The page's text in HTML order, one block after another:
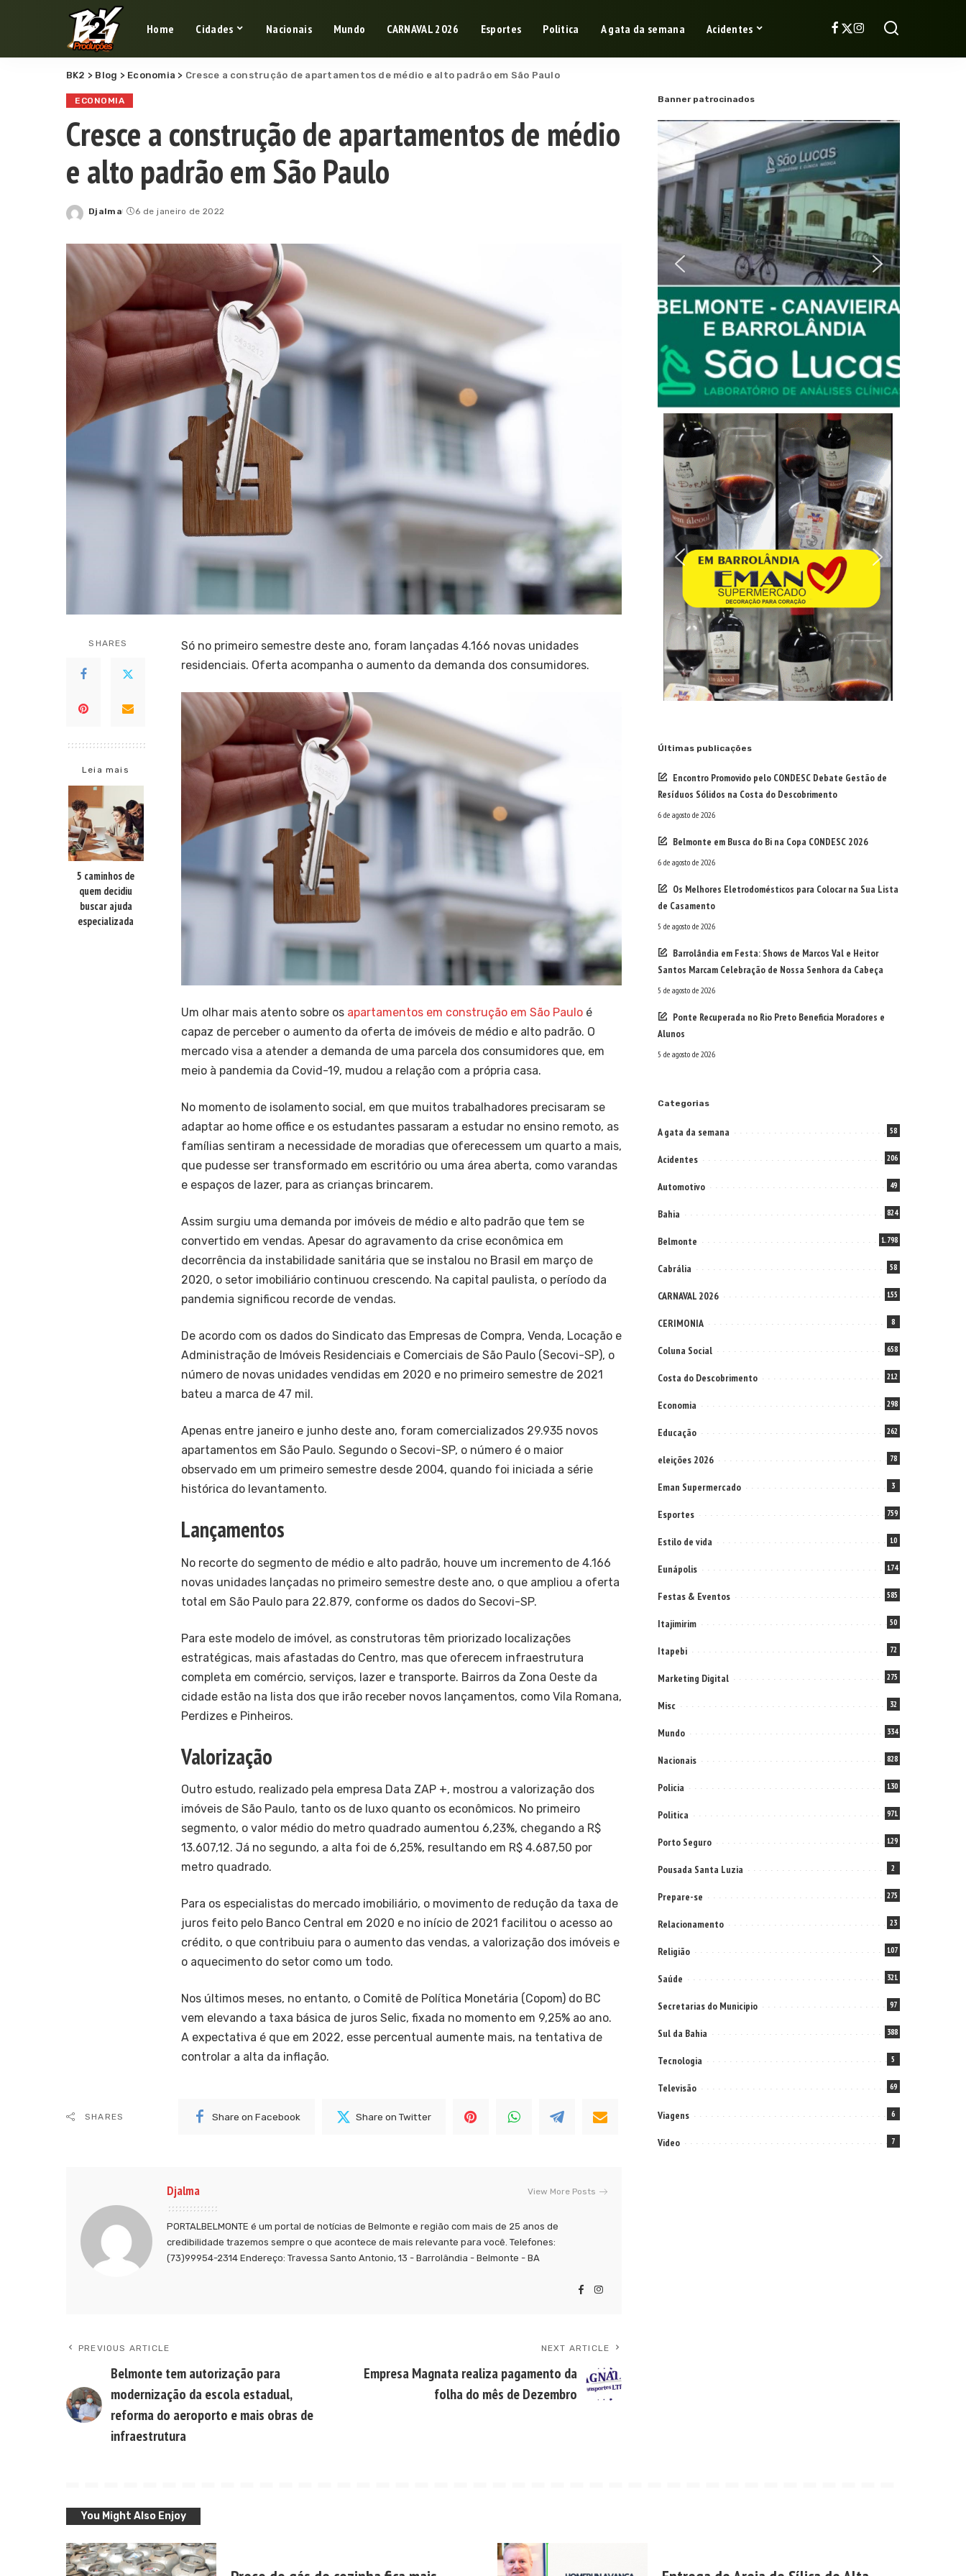
Home Cidades Nacionais Mundo CARNAVAL 2026 Esportes Politica A gata da semana Acidentes
BK2 > Blog > Economia > Cresce a construção de apartamentos de médio e alto padrão em São Paulo
ECONOMIA
Cresce a construção de apartamentos de médio
e alto padrão em São Paulo
Posted
Djalma 6 de janeiro de 2022
SHARES
Leia mais
5 caminhos de
quem decidiu
buscar ajuda
especializada
Só no primeiro semestre deste ano, foram lançadas 4.166 novas unidades
residenciais. Oferta acompanha o aumento da demanda dos consumidores.
Um olhar mais atento sobre os apartamentos em construção em São Paulo é
capaz de perceber o aumento da oferta de imóveis de médio e alto padrão. O
mercado visa a atender a demanda de uma parcela dos consumidores que, em
meio à pandemia da Covid-19, mudou a relação com a própria casa.
No momento de isolamento social, em que muitos trabalhadores precisaram se
adaptar ao home office e os estudantes passaram a estudar no ensino remoto, as
famílias sentiram a necessidade de moradias que oferecessem um quarto a mais,
que pudesse ser transformado em escritório ou uma área aberta, como varandas
e espaços de lazer, para as crianças brincarem.
Assim surgiu uma demanda por imóveis de médio e alto padrão que tem se
convertido em vendas. Apesar do agravamento da crise econômica em
decorrência da instabilidade sanitária que se instalou no Brasil em março de
2020, o setor imobiliário continuou crescendo. Na capital paulista, o período da
pandemia significou recorde de vendas.
De acordo com os dados do Sindicato das Empresas de Compra, Venda, Locação e
Administração de Imóveis Residenciais e Comerciais de São Paulo (Secovi-SP), o
número de novas unidades vendidas em 2020 e no primeiro semestre de 2021
bateu a marca de 47 mil.
Apenas entre janeiro e junho deste ano, foram comercializados 29.935 novos
apartamentos em São Paulo. Segundo o Secovi-SP, o número é o maior
observado em um primeiro semestre desde 2004, quando foi iniciada a série
histórica do levantamento.
Lançamentos
No recorte do segmento de médio e alto padrão, houve um incremento de 4.166
novas unidades lançadas no primeiro semestre deste ano, o que ampliou a oferta
total em São Paulo para 22.879, conforme os dados do Secovi-SP.
Para este modelo de imóvel, as construtoras têm priorizado localizações
estratégicas, mais afastadas do Centro, mas que oferecem infraestrutura
completa em comércio, serviços, lazer e transporte. Bairros da Zona Oeste da
cidade estão na lista dos que irão receber novos lançamentos, como Vila Romana,
Perdizes e Pinheiros.
Valorização
Outro estudo, realizado pela empresa Data ZAP +, mostrou a valorização dos
imóveis de São Paulo, tanto os de luxo quanto os econômicos. No primeiro
segmento, o valor médio do metro quadrado aumentou 6,23%, chegando a R$
13.607,12. Já no segundo, a alta foi de 6,25%, resultando em R$ 4.687,50 por
metro quadrado.
Para os especialistas do mercado imobiliário, o movimento de redução da taxa de
juros feito pelo Banco Central em 2020 e no início de 2021 facilitou o acesso ao
crédito, o que contribuiu para o aumento das vendas, a valorização dos imóveis e
o aquecimento do setor como um todo.
Nos últimos meses, no entanto, o Comitê de Política Monetária (Copom) do BC
vem elevando a taxa básica de juros Selic, fixada no momento em 9,25% ao ano.
A expectativa é que em 2022, esse percentual aumente mais, na tentativa de
controlar a alta da inflação.
SHARES Share on Facebook Share on Twitter
Djalma View More Posts
PORTALBELMONTE é um portal de notícias de Belmonte e região com mais de 25 anos de
credibilidade trazemos sempre o que acontece de mais relevante para você. Telefones:
(73)99954-2314 Endereço: Travessa Santo Antonio, 13 - Barrolândia - Belmonte - BA
PREVIOUS ARTICLE
Belmonte tem autorização para
modernização da escola estadual,
reforma do aeroporto e mais obras de
infraestrutura
NEXT ARTICLE
Empresa Magnata realiza pagamento da
folha do mês de Dezembro
Banner patrocinados
Últimas publicações
Encontro Promovido pelo CONDESC Debate Gestão de
Resíduos Sólidos na Costa do Descobrimento
6 de agosto de 2026
Belmonte em Busca do Bi na Copa CONDESC 2026
6 de agosto de 2026
Os Melhores Eletrodomésticos para Colocar na Sua Lista
de Casamento
5 de agosto de 2026
Barrolândia em Festa: Shows de Marcos Val e Heitor
Santos Marcam Celebração de Nossa Senhora da Cabeça
5 de agosto de 2026
Ponte Recuperada no Rio Preto Beneficia Moradores e
Alunos
5 de agosto de 2026
Categorias
A gata da semana 58
Acidentes 206
Automotivo 49
Bahia 824
Belmonte 1.798
Cabrália 58
CARNAVAL 2026 155
CERIMONIA 8
Coluna Social 658
Costa do Descobrimento 212
Economia 298
Educação 262
eleições 2026 78
Eman Supermercado 3
Esportes 759
Estilo de vida 10
Eunápolis 174
Festas & Eventos 585
Itajimirim 50
Itapebi 72
Marketing Digital 275
Misc 32
Mundo 334
Nacionais 828
Policia 130
Politica 971
Porto Seguro 129
Pousada Santa Luzia 2
Prepare-se 275
Relacionamento 23
Religião 107
Saúde 321
Secretarias do Municipio 97
Sul da Bahia 388
Tecnologia 5
Televisão 69
Viagens 6
Video 7
You Might Also Enjoy